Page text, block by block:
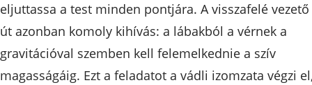
eljuttassa a test minden pontjára. A visszafelé vezető
út azonban komoly kihívás: a lábakból a vérnek a
gravitációval szemben kell felemelkednie a szív
magasságáig. Ezt a feladatot a vádli izomzata végzi